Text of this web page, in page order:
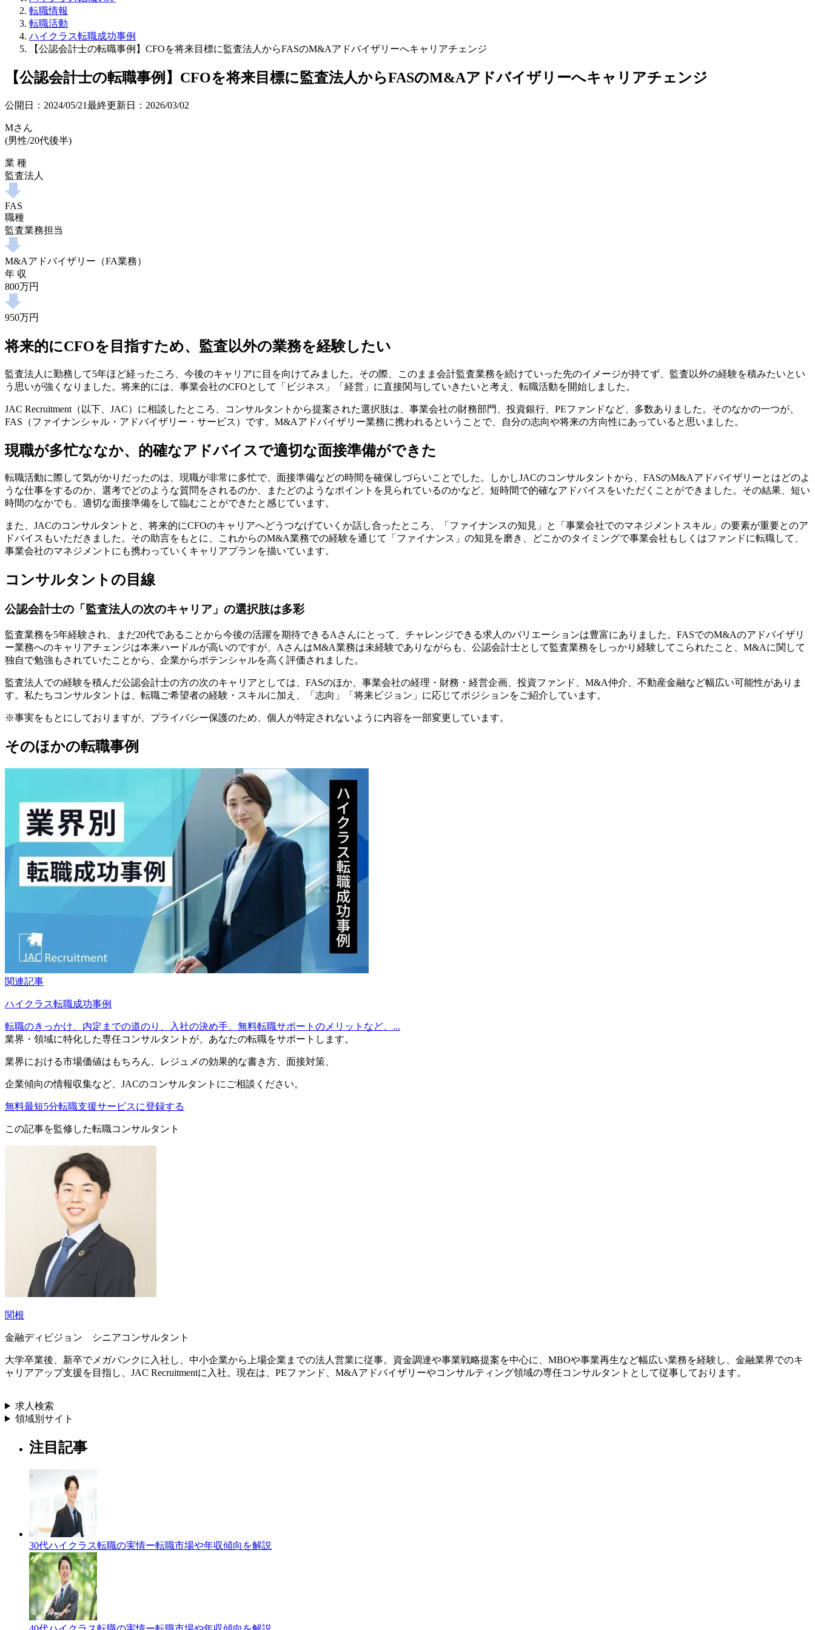
転職情報
転職活動
ハイクラス転職成功事例
【公認会計士の転職事例】CFOを将来目標に監査法人からFASのM&Aアドバイザリーへキャリアチェンジ
【公認会計士の転職事例】CFOを将来目標に監査法人からFASのM&Aアドバイザリーへキャリアチェンジ
公開日： 2024/05/21最終更新日： 2026/03/02
Mさん
(男性/20代後半)
業 種
監査法人
FAS
職種
監査業務担当
M&Aアドバイザリー（FA業務）
年 収
800万円
950万円
将来的にCFOを目指すため、監査以外の業務を経験したい
監査法人に勤務して5年ほど経ったころ、今後のキャリアに目を向けてみました。その際、このまま会計監査業務を続けていった先のイメージが持てず、監査以外の経験を積みたいとい
う思いが強くなりました。将来的には、事業会社のCFOとして「ビジネス」「経営」に直接関与していきたいと考え、転職活動を開始しました。
JAC Recruitment（以下、JAC）に相談したところ、コンサルタントから提案された選択肢は、事業会社の財務部門、投資銀行、PEファンドなど、多数ありました。そのなかの一つが、
FAS（ファイナンシャル・アドバイザリー・サービス）です。M&Aアドバイザリー業務に携われるということで、自分の志向や将来の方向性にあっていると思いました。
現職が多忙ななか、的確なアドバイスで適切な面接準備ができた
転職活動に際して気がかりだったのは、現職が非常に多忙で、面接準備などの時間を確保しづらいことでした。しかしJACのコンサルタントから、FASのM&Aアドバイザリーとはどのよ
うな仕事をするのか、選考でどのような質問をされるのか、またどのようなポイントを見られているのかなど、短時間で的確なアドバイスをいただくことができました。その結果、短い
時間のなかでも、適切な面接準備をして臨むことができたと感じています。
また、JACのコンサルタントと、将来的にCFOのキャリアへどうつなげていくか話し合ったところ、「ファイナンスの知見」と「事業会社でのマネジメントスキル」の要素が重要とのア
ドバイスもいただきました。その助言をもとに、これからのM&A業務での経験を通じて「ファイナンス」の知見を磨き、どこかのタイミングで事業会社もしくはファンドに転職して、
事業会社のマネジメントにも携わっていくキャリアプランを描いています。
コンサルタントの目線
公認会計士の「監査法人の次のキャリア」の選択肢は多彩
監査業務を5年経験され、まだ20代であることから今後の活躍を期待できるAさんにとって、チャレンジできる求人のバリエーションは豊富にありました。FASでのM&Aのアドバイザリ
ー業務へのキャリアチェンジは本来ハードルが高いのですが、AさんはM&A業務は未経験でありながらも、公認会計士として監査業務をしっかり経験してこられたこと、M&Aに関して
独自で勉強もされていたことから、企業からポテンシャルを高く評価されました。
監査法人での経験を積んだ公認会計士の方の次のキャリアとしては、FASのほか、事業会社の経理・財務・経営企画、投資ファンド、M&A仲介、不動産金融など幅広い可能性がありま
す。私たちコンサルタントは、転職ご希望者の経験・スキルに加え、「志向」「将来ビジョン」に応じてポジションをご紹介しています。
※事実をもとにしておりますが、プライバシー保護のため、個人が特定されないように内容を一部変更しています。
そのほかの転職事例
関連記事
ハイクラス転職成功事例
転職のきっかけ、内定までの道のり、入社の決め手、無料転職サポートのメリットなど、...
業界・領域に特化した専任コンサルタントが、 あなたの転職をサポートします。
業界における市場価値はもちろん、 レジュメの効果的な書き方 面接対策
企業傾向の情報収集など、 JACのコンサルタントにご相談ください。
無料最短5分転職支援サービスに登録する
この記事を監修した転職コンサルタント
関根
金融ディビジョン シニアコンサルタント
大学卒業後、新卒でメガバンクに入社し、中小企業から上場企業までの法人営業に従事。資金調達や事業戦略提案を中心に、MBOや事業再生など幅広い業務を経験し、金融業界でのキ
ャリアアップ支援を目指し、JAC Recruitmentに入社。現在は、PEファンド、M&Aアドバイザリーやコンサルティング領域の専任コンサルタントとして従事しております。
求人検索
領域別サイト
注目記事
30代ハイクラス転職の実情ー転職市場や年収傾向を解説